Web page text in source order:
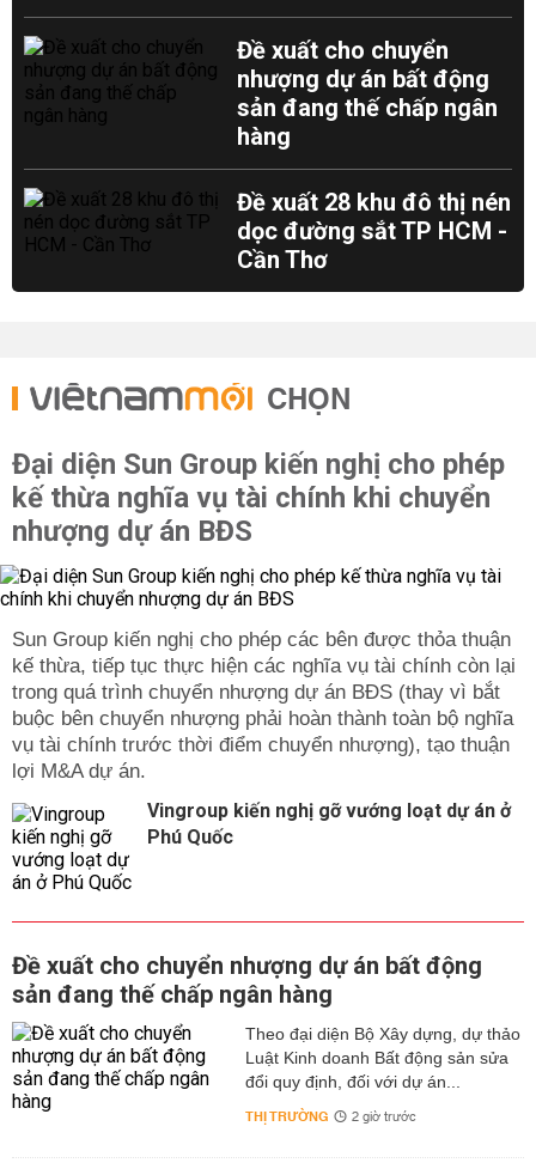
Đề xuất cho chuyển
nhượng dự án bất động
sản đang thế chấp ngân
hàng
Đề xuất 28 khu đô thị nén
dọc đường sắt TP HCM -
Cần Thơ
CHỌN
Đại diện Sun Group kiến nghị cho phép
kế thừa nghĩa vụ tài chính khi chuyển
nhượng dự án BĐS
Sun Group kiến nghị cho phép các bên được thỏa thuận
kế thừa, tiếp tục thực hiện các nghĩa vụ tài chính còn lại
trong quá trình chuyển nhượng dự án BĐS (thay vì bắt
buộc bên chuyển nhượng phải hoàn thành toàn bộ nghĩa
vụ tài chính trước thời điểm chuyển nhượng), tạo thuận
lợi M&A dự án.
Vingroup kiến nghị gỡ vướng loạt dự án ở
Phú Quốc
Đề xuất cho chuyển nhượng dự án bất động
sản đang thế chấp ngân hàng
Theo đại diện Bộ Xây dựng, dự thảo
Luật Kinh doanh Bất động sản sửa
đổi quy định, đối với dự án...
THỊ TRƯỜNG 2 giờ trước